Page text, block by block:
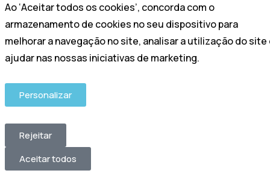
Ao ‘Aceitar todos os cookies’, concorda com o
armazenamento de cookies no seu dispositivo para
melhorar a navegação no site, analisar a utilização do site
ajudar nas nossas iniciativas de marketing.
Personalizar
Rejeitar
Aceitar todos